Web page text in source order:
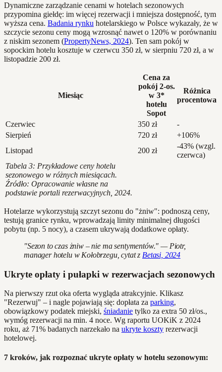
Dynamiczne zarządzanie cenami w hotelach sezonowych
przypomina giełdę: im więcej rezerwacji i mniejsza dostępność, tym
wyższa cena. Badania rynku hotelarskiego w Polsce wykazały, że w
szczycie sezonu ceny mogą wzrosnąć nawet o 120% w porównaniu
z niskim sezonem (PropertyNews, 2024). Ten sam pokój w
sopockim hotelu kosztuje w czerwcu 350 zł, w sierpniu 720 zł, a w
listopadzie 200 zł.
Miesiąc
Cena za
pokój 2-os.
w 3*
hotelu
Sopot
Różnica
procentowa
Czerwiec 350 zł
-
Sierpień
720 zł
+106%
Listopad
200 zł
-43% (wzgl.
czerwca)
Tabela 3: Przykładowe ceny hotelu
sezonowego w różnych miesiącach.
Źródło: Opracowanie własne na
podstawie portali rezerwacyjnych, 2024.
Hotelarze wykorzystują szczyt sezonu do "żniw": podnoszą ceny,
testują granice rynku, wprowadzają limity minimalnej długości
pobytu (np. 5 nocy), a czasem ukrywają dodatkowe opłaty.
"Sezon to czas żniw – nie ma sentymentów." — Piotr,
manager hotelu w Kołobrzegu, cytat z Betasi, 2024
Ukryte opłaty i pułapki w rezerwacjach sezonowych
Na pierwszy rzut oka oferta wygląda atrakcyjnie. Klikasz
"Rezerwuj" – i nagle pojawiają się: dopłata za parking,
obowiązkowy podatek miejski, śniadanie tylko za extra 50 zł/os.,
wymóg rezerwacji na min. 4 noce. Wg raportu UOKiK z 2024
roku, aż 71% badanych narzekało na ukryte koszty rezerwacji
hotelowej.
7 kroków, jak rozpoznać ukryte opłaty w hotelu sezonowym: